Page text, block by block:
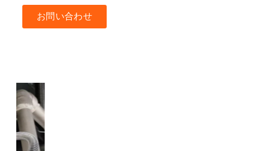
お問い合わせ